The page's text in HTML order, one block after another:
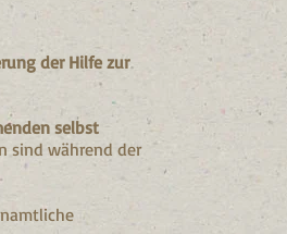
der Hilfe zur
selbst
sind während der